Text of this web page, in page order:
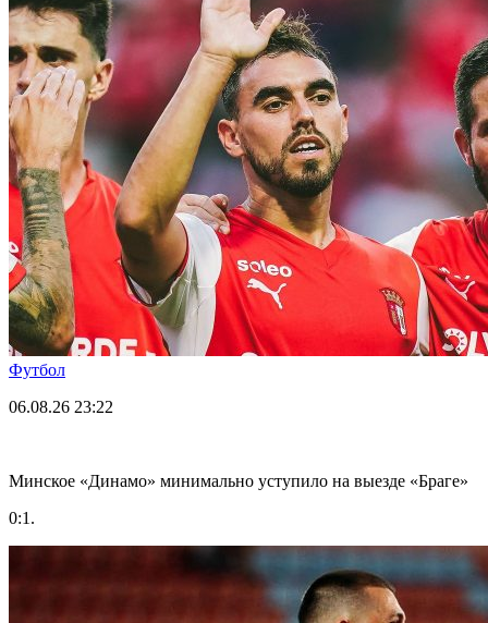
Футбол
06.08.26 23:22
Минское «Динамо» минимально уступило на выезде «Браге»
0:1.